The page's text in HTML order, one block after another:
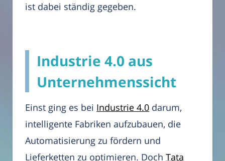
ist dabei ständig gegeben.
Industrie 4.0 aus
Unternehmenssicht
Einst ging es bei Industrie 4.0 darum,
intelligente Fabriken aufzubauen, die
Automatisierung zu fördern und
Lieferketten zu optimieren. Doch Tata